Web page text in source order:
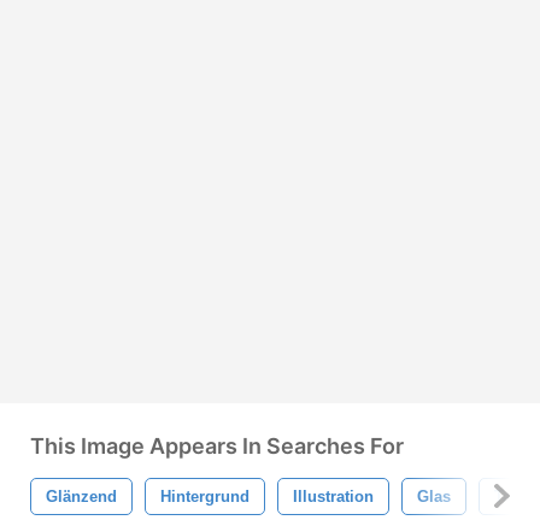
This Image Appears In Searches For
Glänzend Hintergrund Illustration Glas Tasse